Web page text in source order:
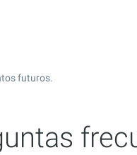
futuros.